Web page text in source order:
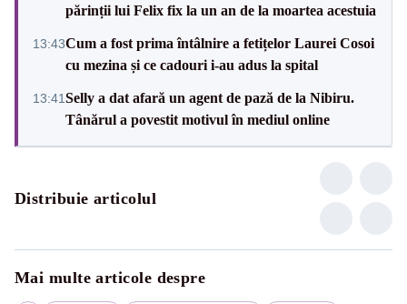
părinții lui Felix fix la un an de la moartea acestuia
13:43Cum a fost prima întâlnire a fetițelor Laurei Cosoi
cu mezina și ce cadouri i-au adus la spital
13:41Selly a dat afară un agent de pază de la Nibiru.
Tânărul a povestit motivul în mediul online
Distribuie articolul
Mai multe articole despre